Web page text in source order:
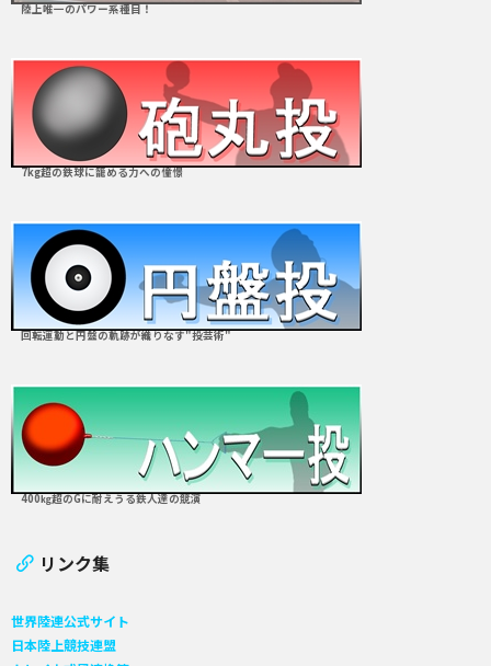
陸上唯一のパワー系種目！
7kg超の鉄球に籠める力への憧憬
回転運動と円盤の軌跡が織りなす"投芸術"
400㎏超のGに耐えうる鉄人達の競演
リンク集
世界陸連公式サイト
日本陸上競技連盟